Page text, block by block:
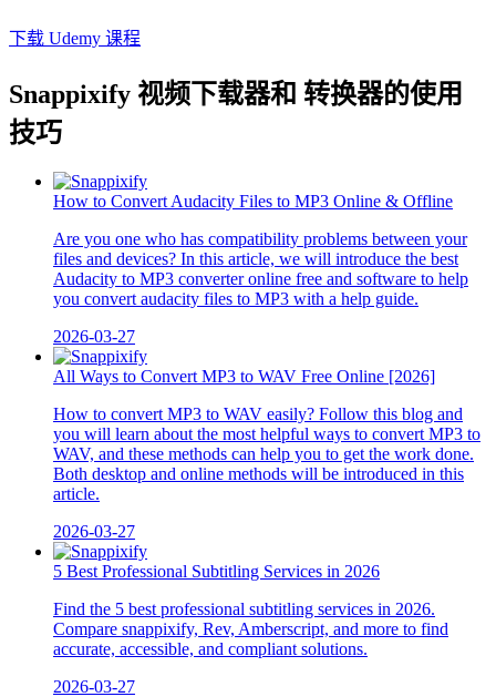
下载 Udemy 课程
Snappixify 视频下载器和 转换器的使用
技巧
How to Convert Audacity Files to MP3 Online & Offline
Are you one who has compatibility problems between your
files and devices? In this article, we will introduce the best
Audacity to MP3 converter online free and software to help
you convert audacity files to MP3 with a help guide.
2026-03-27
All Ways to Convert MP3 to WAV Free Online [2026]
How to convert MP3 to WAV easily? Follow this blog and
you will learn about the most helpful ways to convert MP3 to
WAV, and these methods can help you to get the work done.
Both desktop and online methods will be introduced in this
article.
2026-03-27
5 Best Professional Subtitling Services in 2026
Find the 5 best professional subtitling services in 2026.
Compare snappixify, Rev, Amberscript, and more to find
accurate, accessible, and compliant solutions.
2026-03-27